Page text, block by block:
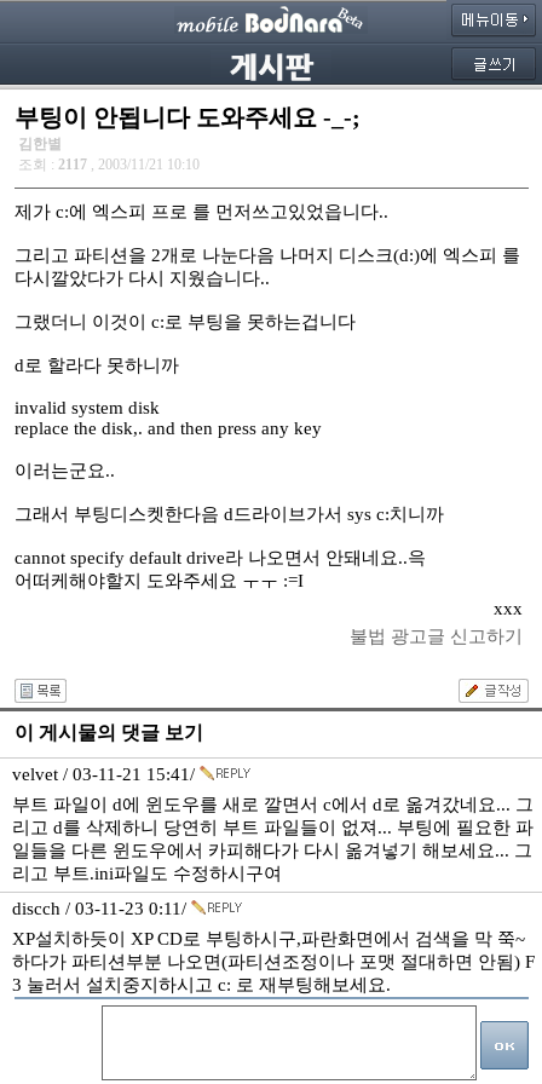
부팅이 안됩니다 도와주세요 -_-;
김한별
조회 : 2117 , 2003/11/21 10:10
제가 c:에 엑스피 프로 를 먼저쓰고있었읍니다..
그리고 파티션을 2개로 나눈다음 나머지 디스크(d:)에 엑스피 를
다시깔았다가 다시 지웠습니다..
그랬더니 이것이 c:로 부팅을 못하는겁니다
d로 할라다 못하니까
invalid system disk
replace the disk,. and then press any key
이러는군요..
그래서 부팅디스켓한다음 d드라이브가서 sys c:치니까
cannot specify default drive라 나오면서 안돼네요..윽
어떠케해야할지 도와주세요 ㅜㅜ :=I
xxx
불법 광고글 신고하기
이 게시물의 댓글 보기
velvet / 03-11-21 15:41/
부트 파일이 d에 윈도우를 새로 깔면서 c에서 d로 옮겨갔네요... 그
리고 d를 삭제하니 당연히 부트 파일들이 없져... 부팅에 필요한 파
일들을 다른 윈도우에서 카피해다가 다시 옮겨넣기 해보세요... 그
리고 부트.ini파일도 수정하시구여
discch / 03-11-23 0:11/
XP설치하듯이 XP CD로 부팅하시구,파란화면에서 검색을 막 쭉~
하다가 파티션부분 나오면(파티션조정이나 포맷 절대하면 안됨) F
3 눌러서 설치중지하시고 c: 로 재부팅해보세요.